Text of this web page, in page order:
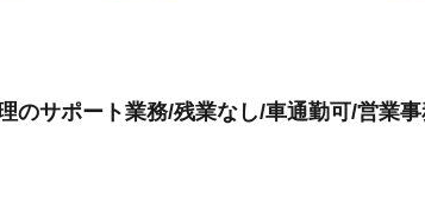
のサポート業務/残業なし/車通勤可/営業